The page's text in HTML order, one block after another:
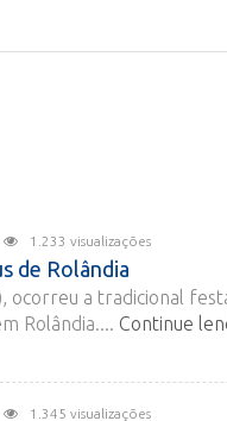
1.233 visualizações
de Rolândia
ocorreu a tradicional
Rolândia.... Continue
1.345 visualizações